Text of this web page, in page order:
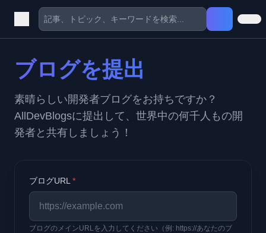
ブログを提出
素晴らしい開発者ブログをお持ちですか？
AllDevBlogsに提出して、世界中の何千人もの開
発者と共有しましょう！
ブログURL *
ブログのメインURLを入力してください（例: https://あなたのブ